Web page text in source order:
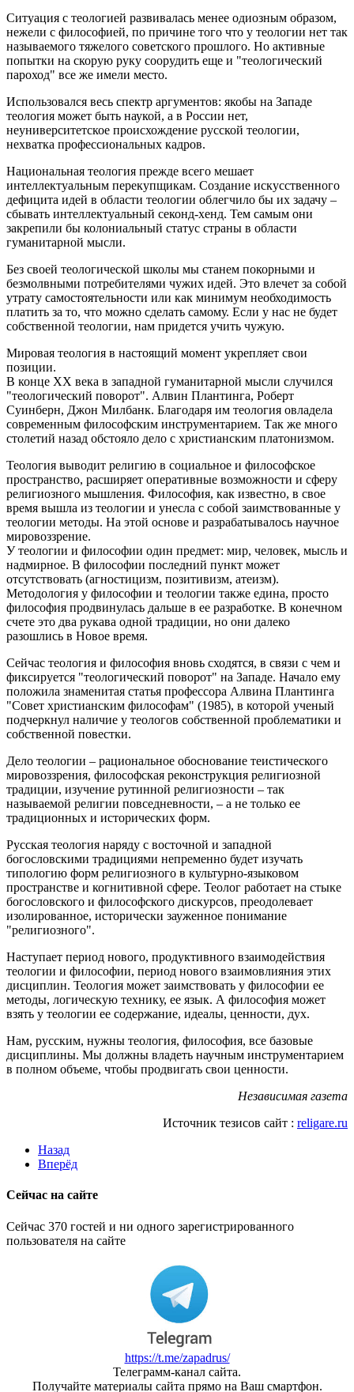
Ситуация с теологией развивалась менее одиозным образом,
нежели с философией, по причине того что у теологии нет так
называемого тяжелого советского прошлого. Но активные
попытки на скорую руку соорудить еще и "теологический
пароход" все же имели место.
Использовался весь спектр аргументов: якобы на Западе
теология может быть наукой, а в России нет,
неуниверситетское происхождение русской теологии,
нехватка профессиональных кадров.
Национальная теология прежде всего мешает
интеллектуальным перекупщикам. Создание искусственного
дефицита идей в области теологии облегчило бы их задачу –
сбывать интеллектуальный секонд-хенд. Тем самым они
закрепили бы колониальный статус страны в области
гуманитарной мысли.
Без своей теологической школы мы станем покорными и
безмолвными потребителями чужих идей. Это влечет за собой
утрату самостоятельности или как минимум необходимость
платить за то, что можно сделать самому. Если у нас не будет
собственной теологии, нам придется учить чужую.
Мировая теология в настоящий момент укрепляет свои
позиции.
В конце ХХ века в западной гуманитарной мысли случился
"теологический поворот". Алвин Плантинга, Роберт
Суинберн, Джон Милбанк. Благодаря им теология овладела
современным философским инструментарием. Так же много
столетий назад обстояло дело с христианским платонизмом.
Теология выводит религию в социальное и философское
пространство, расширяет оперативные возможности и сферу
религиозного мышления. Философия, как известно, в свое
время вышла из теологии и унесла с собой заимствованные у
теологии методы. На этой основе и разрабатывалось научное
мировоззрение.
У теологии и философии один предмет: мир, человек, мысль и
надмирное. В философии последний пункт может
отсутствовать (агностицизм, позитивизм, атеизм).
Методология у философии и теологии также едина, просто
философия продвинулась дальше в ее разработке. В конечном
счете это два рукава одной традиции, но они далеко
разошлись в Новое время.
Сейчас теология и философия вновь сходятся, в связи с чем и
фиксируется "теологический поворот" на Западе. Начало ему
положила знаменитая статья профессора Алвина Плантинга
"Совет христианским философам" (1985), в которой ученый
подчеркнул наличие у теологов собственной проблематики и
собственной повестки.
Дело теологии – рациональное обоснование теистического
мировоззрения, философская реконструкция религиозной
традиции, изучение рутинной религиозности – так
называемой религии повседневности, – а не только ее
традиционных и исторических форм.
Русская теология наряду с восточной и западной
богословскими традициями непременно будет изучать
типологию форм религиозного в культурно-языковом
пространстве и когнитивной сфере. Теолог работает на стыке
богословского и философского дискурсов, преодолевает
изолированное, исторически зауженное понимание
"религиозного".
Наступает период нового, продуктивного взаимодействия
теологии и философии, период нового взаимовлияния этих
дисциплин. Теология может заимствовать у философии ее
методы, логическую технику, ее язык. А философия может
взять у теологии ее содержание, идеалы, ценности, дух.
Нам, русским, нужны теология, философия, все базовые
дисциплины. Мы должны владеть научным инструментарием
в полном объеме, чтобы продвигать свои ценности.
Независимая газета
Источник тезисов сайт : religare.ru
Назад
Вперёд
Сейчас на сайте
Сейчас 370 гостей и ни одного зарегистрированного
пользователя на сайте
https://t.me/zapadrus/
Телеграмм-канал сайта.
Получайте материалы сайта прямо на Ваш смартфон.